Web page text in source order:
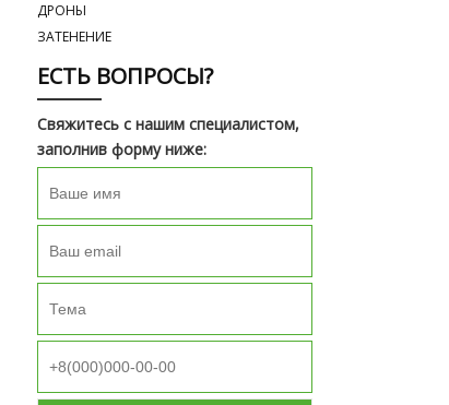
ДРОНЫ
ЗАТЕНЕНИЕ
ЕСТЬ ВОПРОСЫ?
Свяжитесь с нашим специалистом,
заполнив форму ниже: